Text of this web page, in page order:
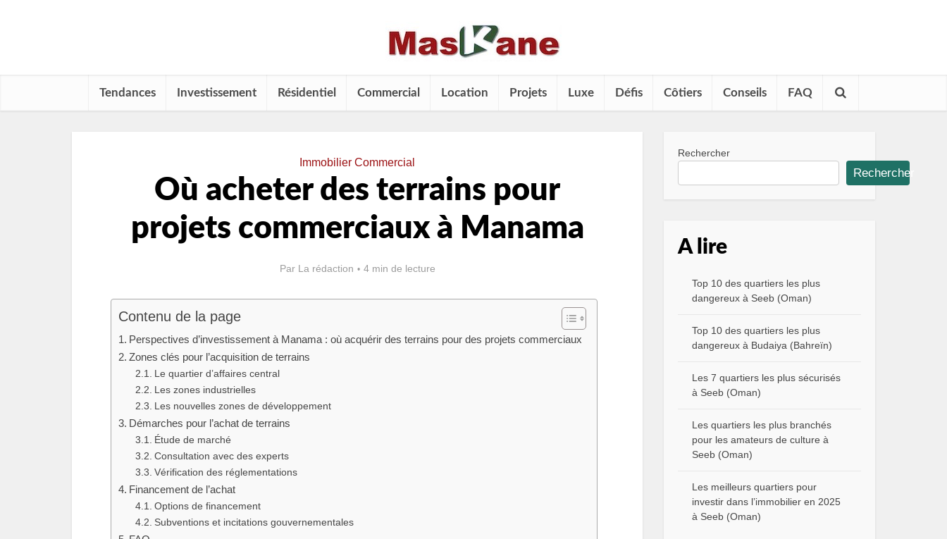
Tendances Investissement Résidentiel Commercial Location Projets Luxe Défis Côtiers Conseils FAQ
Immobilier Commercial
Où acheter des terrains pour
projets commerciaux à Manama
Par La rédaction 4 min de lecture
Contenu de la page
Perspectives d’investissement à Manama : où acquérir des terrains pour des projets commerciaux
Zones clés pour l’acquisition de terrains
Le quartier d’affaires central
Les zones industrielles
Les nouvelles zones de développement
Démarches pour l’achat de terrains
Étude de marché
Consultation avec des experts
Vérification des réglementations
Financement de l’achat
Options de financement
Subventions et incitations gouvernementales
Rechercher
Rechercher
A lire
Top 10 des quartiers les plus
dangereux à Seeb (Oman)
Top 10 des quartiers les plus
dangereux à Budaiya (Bahreïn)
Les 7 quartiers les plus sécurisés
à Seeb (Oman)
Les quartiers les plus branchés
pour les amateurs de culture à
Seeb (Oman)
Les meilleurs quartiers pour
investir dans l’immobilier en 2025
à Seeb (Oman)